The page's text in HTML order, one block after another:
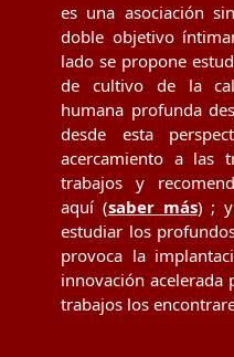
es una asociación
doble objetivo
lado se propone
de cultivo de la
humana profunda
desde esta
acercamiento a las
trabajos y
aquí (saber más) ;
estudiar los
provoca la
innovación acelerada
trabajos los